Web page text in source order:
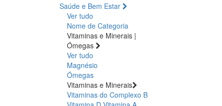
Saúde e Bem Estar
Ver tudo
Nome de Categoria
Vitaminas e Minerais |
Ómegas
Ver tudo
Magnésio
Ómegas
Vitaminas e Minerais
Vitaminas do Complexo B